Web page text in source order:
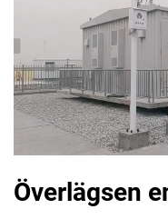
Överlägsen